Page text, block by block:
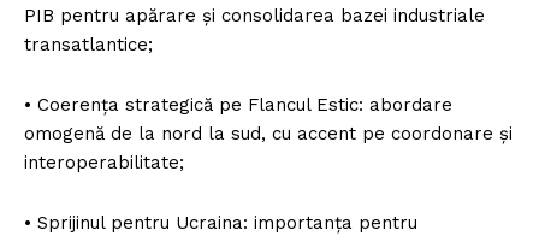
PIB pentru apărare și consolidarea bazei industriale
transatlantice;
• Coerența strategică pe Flancul Estic: abordare
omogenă de la nord la sud, cu accent pe coordonare și
interoperabilitate;
• Sprijinul pentru Ucraina: importanța pentru